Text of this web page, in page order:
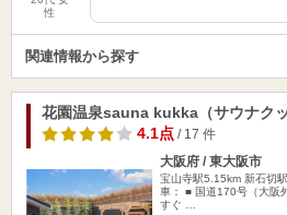
性
関連情報から探す
花園温泉sauna kukka（サウナクッ
4.1点/ 17 件
大阪府 / 東大阪市
宝山寺駅5.15km 新石切
車： ■ 国道170号（大阪
すぐ …